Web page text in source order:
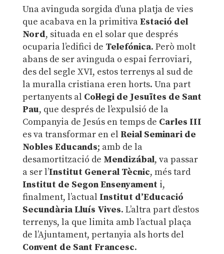
Una avinguda sorgida d’una platja de vies
que acabava en la primitivaEstació del
Nord, situada en el solar que després
ocuparia l’edifici de Telefónica. Però molt
abans de ser avinguda o espai ferroviari,
des del segle XVI, estos terrenys al sud de
la muralla cristiana eren horts. Una part
pertanyents al Col·legi de Jesuïtes de Sant
Pau, que després de l’expulsió de la
Companyia de Jesús en temps de Carles III
es va transformar en el Reial Seminari de
Nobles Educands; amb de la
desamortització de Mendizábal, va passar
a ser l’Institut General Tècnic, més tard
Institut de Segon Ensenyamenti,
finalment, l’actual Institut d’Educació
Secundària Lluís Vives. L’altra part d’estos
terrenys, la que limita amb l’actual plaça
de l’Ajuntament, pertanyia als horts del
Convent de Sant Francesc.